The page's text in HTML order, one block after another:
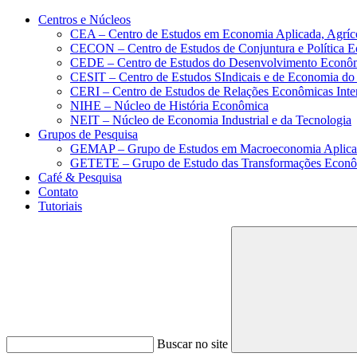
Conteúdo principal Menu principal
Centros e Núcleos
CEA – Centro de Estudos em Economia Aplicada,
CECON – Centro de Estudos de Conjuntura e Política
CEDE – Centro de Estudos do Desenvolvimento
CESIT – Centro de Estudos SIndicais e de Economia
CERI – Centro de Estudos de Relações Econômicas
NIHE – Núcleo de História Econômica
NEIT – Núcleo de Economia Industrial e da Tecnologia
Grupos de Pesquisa
GEMAP – Grupo de Estudos em Macroeconomia
GETETE – Grupo de Estudo das Transformações
Café & Pesquisa
Contato
Tutoriais
Buscar no site